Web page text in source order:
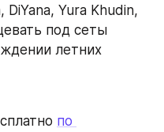
Yura Khudin,
под сеты
летних
по